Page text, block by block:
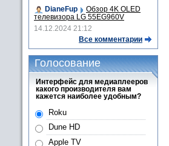
DianeFup
Обзор 4K OLED
телевизора LG 55EG960V
14.12.2024 21:12
Все комментарии
Голосование
Интерфейс для медиаплееров
какого производителя вам
кажется наиболее удобным?
Roku
Dune HD
Apple TV